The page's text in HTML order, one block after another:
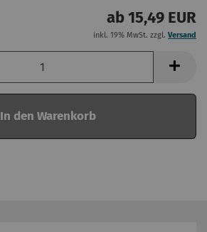
ab 15,49 EUR
inkl. 19% MwSt. zzgl. Versand
In den Warenkorb